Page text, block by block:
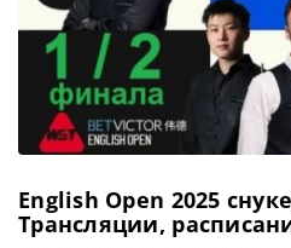
English Open 2025
Трансляции,